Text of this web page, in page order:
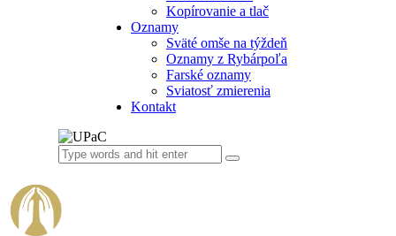
Kopírovanie a tlač
Oznamy
Sväté omše na týždeň
Oznamy z Rybárpoľa
Farské oznamy
Sviatosť zmierenia
Kontakt